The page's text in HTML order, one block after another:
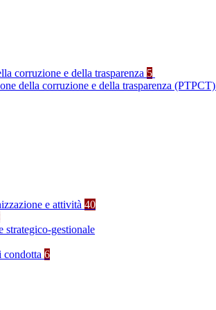
corruzione e della trasparenza 5
della corruzione e della trasparenza (PTPCT)
e attività 40
strategico-gestionale
condotta 6